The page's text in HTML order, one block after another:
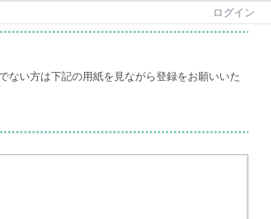
ログイン
ない方は下記の用紙を見ながら登録をお願いいた